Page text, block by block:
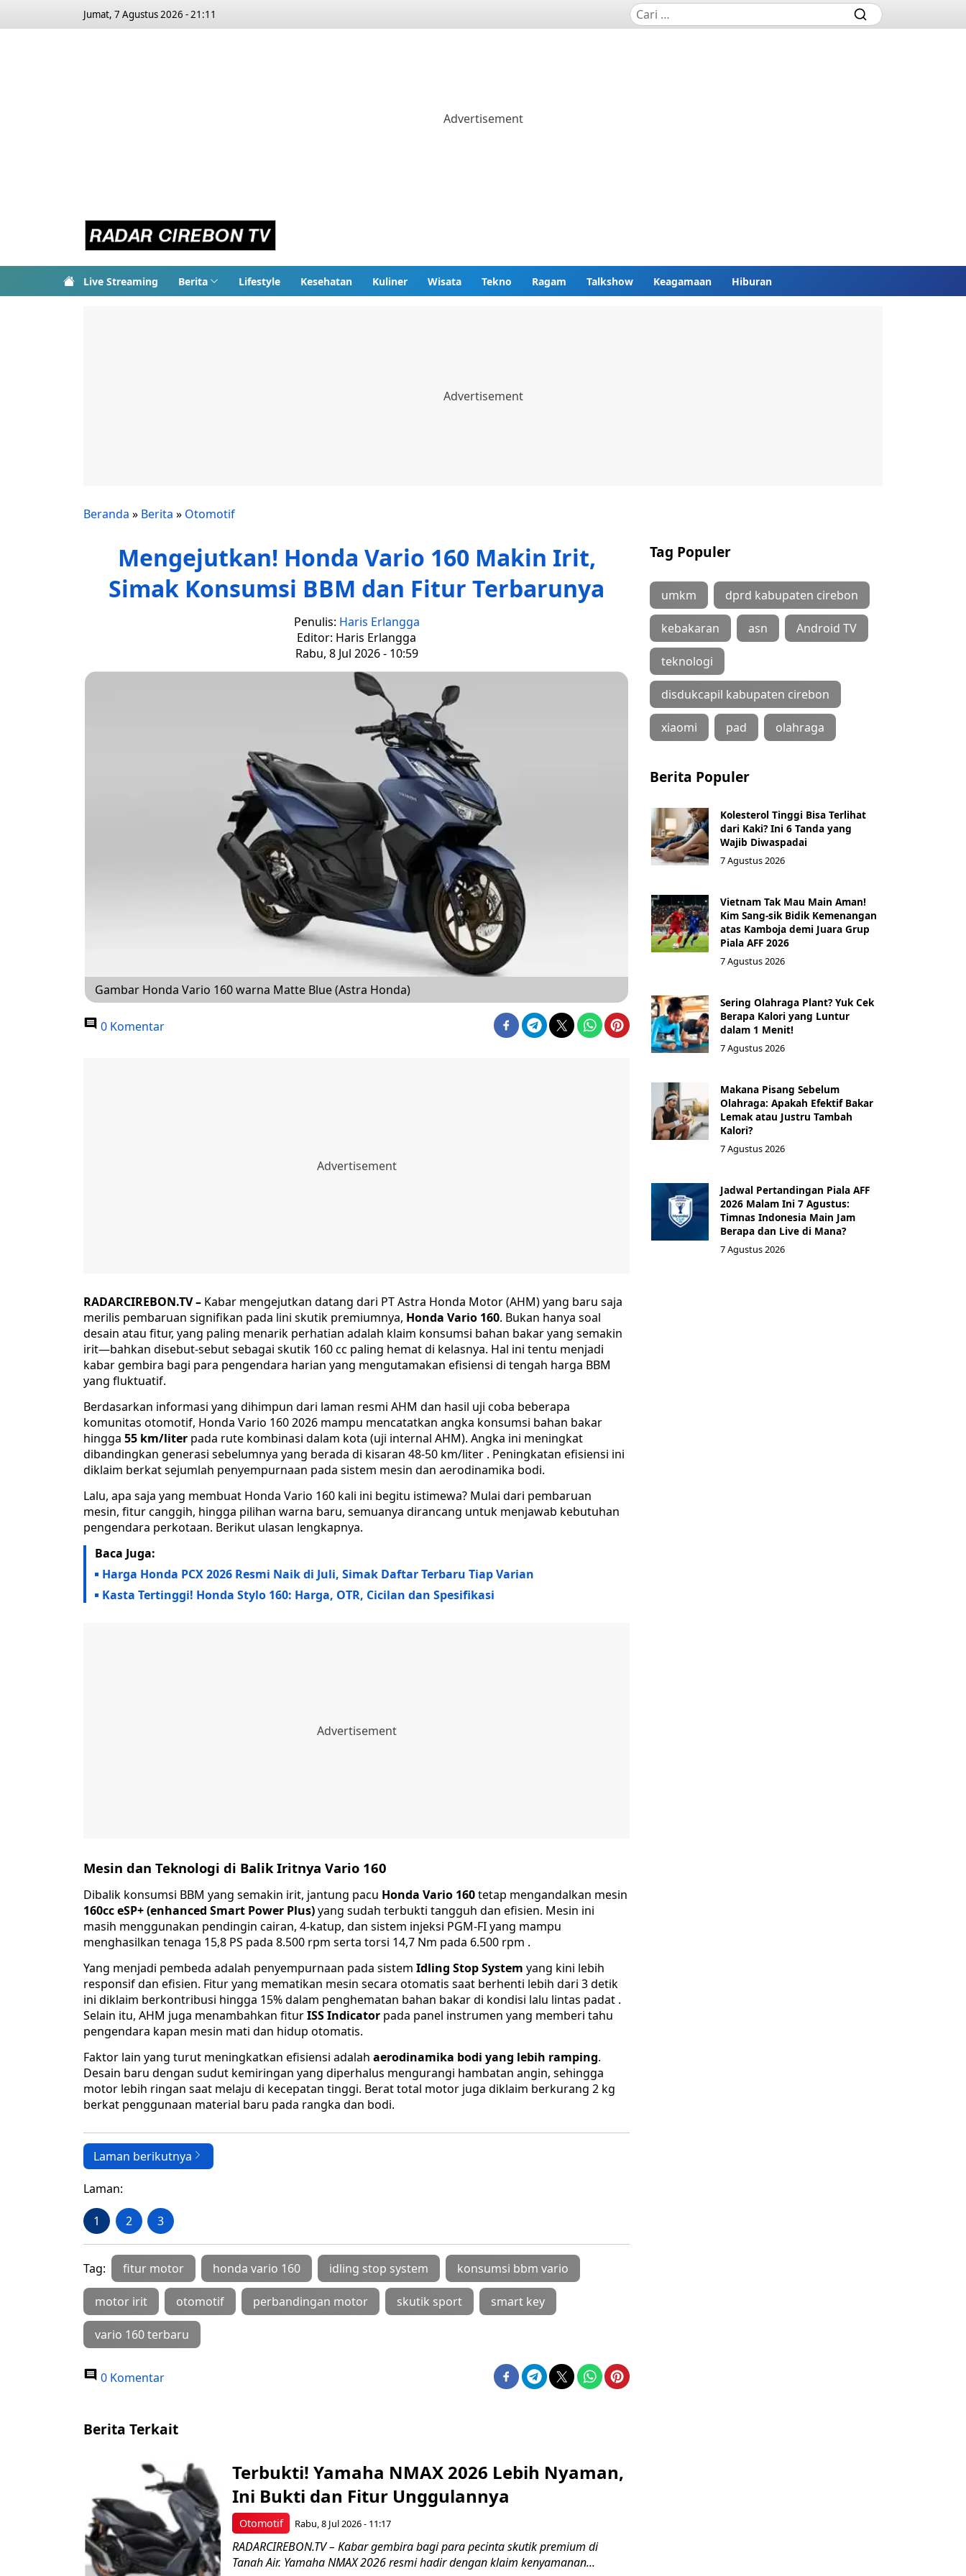
Jumat, 7 Agustus 2026 - 21:11
Live Streaming Berita Lifestyle Kesehatan Kuliner Wisata Tekno Ragam Talkshow Keagamaan Hiburan
Beranda » Berita » Otomotif
Mengejutkan! Honda Vario 160 Makin Irit,
Simak Konsumsi BBM dan Fitur Terbarunya
Penulis: Haris Erlangga
Editor: Haris Erlangga
Rabu, 8 Jul 2026 - 10:59
Gambar Honda Vario 160 warna Matte Blue (Astra Honda)
0 Komentar
RADARCIREBON.TV – Kabar mengejutkan datang dari PT Astra Honda Motor (AHM) yang baru saja
merilis pembaruan signifikan pada lini skutik premiumnya, Honda Vario 160. Bukan hanya soal
desain atau fitur, yang paling menarik perhatian adalah klaim konsumsi bahan bakar yang semakin
irit—bahkan disebut-sebut sebagai skutik 160 cc paling hemat di kelasnya. Hal ini tentu menjadi
kabar gembira bagi para pengendara harian yang mengutamakan efisiensi di tengah harga BBM
yang fluktuatif.
Berdasarkan informasi yang dihimpun dari laman resmi AHM dan hasil uji coba beberapa
komunitas otomotif, Honda Vario 160 2026 mampu mencatatkan angka konsumsi bahan bakar
hingga 55 km/liter pada rute kombinasi dalam kota (uji internal AHM). Angka ini meningkat
dibandingkan generasi sebelumnya yang berada di kisaran 48-50 km/liter . Peningkatan efisiensi ini
diklaim berkat sejumlah penyempurnaan pada sistem mesin dan aerodinamika bodi.
Lalu, apa saja yang membuat Honda Vario 160 kali ini begitu istimewa? Mulai dari pembaruan
mesin, fitur canggih, hingga pilihan warna baru, semuanya dirancang untuk menjawab kebutuhan
pengendara perkotaan. Berikut ulasan lengkapnya.
Baca Juga:
Harga Honda PCX 2026 Resmi Naik di Juli, Simak Daftar Terbaru Tiap Varian
Kasta Tertinggi! Honda Stylo 160: Harga, OTR, Cicilan dan Spesifikasi
Mesin dan Teknologi di Balik Iritnya Vario 160
Dibalik konsumsi BBM yang semakin irit, jantung pacu Honda Vario 160tetap mengandalkan mesin
160cc eSP+ (enhanced Smart Power Plus)yang sudah terbukti tangguh dan efisien. Mesin ini
masih menggunakan pendingin cairan, 4-katup, dan sistem injeksi PGM-FI yang mampu
menghasilkan tenaga 15,8 PS pada 8.500 rpm serta torsi 14,7 Nm pada 6.500 rpm .
Yang menjadi pembeda adalah penyempurnaan pada sistem Idling Stop System yang kini lebih
responsif dan efisien. Fitur yang mematikan mesin secara otomatis saat berhenti lebih dari 3 detik
ini diklaim berkontribusi hingga 15% dalam penghematan bahan bakar di kondisi lalu lintas padat .
Selain itu, AHM juga menambahkan fiturISS Indicator pada panel instrumen yang memberi tahu
pengendara kapan mesin mati dan hidup otomatis.
Faktor lain yang turut meningkatkan efisiensi adalah aerodinamika bodi yang lebih ramping.
Desain baru dengan sudut kemiringan yang diperhalus mengurangi hambatan angin, sehingga
motor lebih ringan saat melaju di kecepatan tinggi. Berat total motor juga diklaim berkurang 2 kg
berkat penggunaan material baru pada rangka dan bodi.
Laman berikutnya
Laman:
1 2 3
Tag: fitur motor honda vario 160 idling stop system konsumsi bbm vario
motor irit otomotif perbandingan motor skutik sport smart key
vario 160 terbaru
0 Komentar
Tag Populer
umkm dprd kabupaten cirebon
kebakaran asn Android TV
teknologi
disdukcapil kabupaten cirebon
xiaomi pad olahraga
Berita Populer
Kolesterol Tinggi Bisa Terlihat
dari Kaki? Ini 6 Tanda yang
Wajib Diwaspadai
7 Agustus 2026
Vietnam Tak Mau Main Aman!
Kim Sang-sik Bidik Kemenangan
atas Kamboja demi Juara Grup
Piala AFF 2026
7 Agustus 2026
Sering Olahraga Plant? Yuk Cek
Berapa Kalori yang Luntur
dalam 1 Menit!
7 Agustus 2026
Makana Pisang Sebelum
Olahraga: Apakah Efektif Bakar
Lemak atau Justru Tambah
Kalori?
7 Agustus 2026
Jadwal Pertandingan Piala AFF
2026 Malam Ini 7 Agustus:
Timnas Indonesia Main Jam
Berapa dan Live di Mana?
7 Agustus 2026
Berita Terkait
Otomotif
Terbukti! Yamaha NMAX 2026 Lebih Nyaman,
Ini Bukti dan Fitur Unggulannya
Rabu, 8 Jul 2026 - 11:17
RADARCIREBON.TV – Kabar gembira bagi para pecinta skutik premium di
Tanah Air. Yamaha NMAX 2026 resmi hadir dengan klaim kenyamanan...